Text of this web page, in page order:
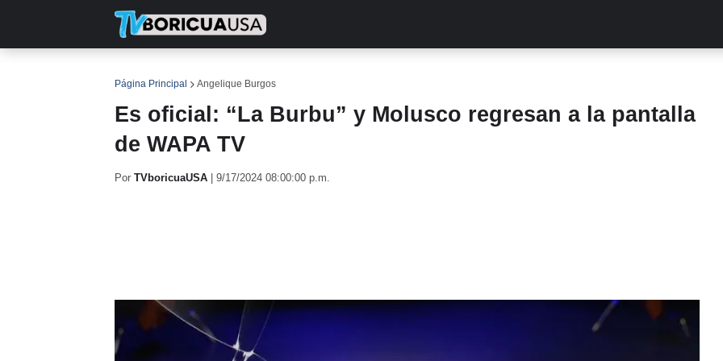
Página Principal Angelique Burgos
Es oficial: “La Burbu” y Molusco regresan a la pantalla
de WAPA TV
Por TVboricuaUSA 9/17/2024 08:00:00 p.m.